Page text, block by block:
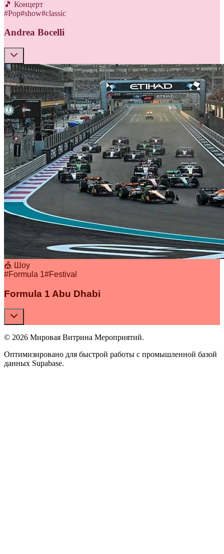
🎵 Концерт
#Pop#show#classic
Andrea Bocelli
🎪 Шоу
#Formula 1#Festival
Formula 1 Abu Dhabi
© 2026 Мировая Витрина Мероприятий.
Оптимизировано для быстрой работы с промышленной базой
данных Supabase.